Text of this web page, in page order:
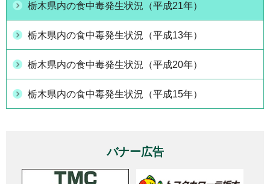
栃木県内の食中毒発生状況（平成21年）
栃木県内の食中毒発生状況（平成13年）
栃木県内の食中毒発生状況（平成20年）
栃木県内の食中毒発生状況（平成15年）
バナー広告